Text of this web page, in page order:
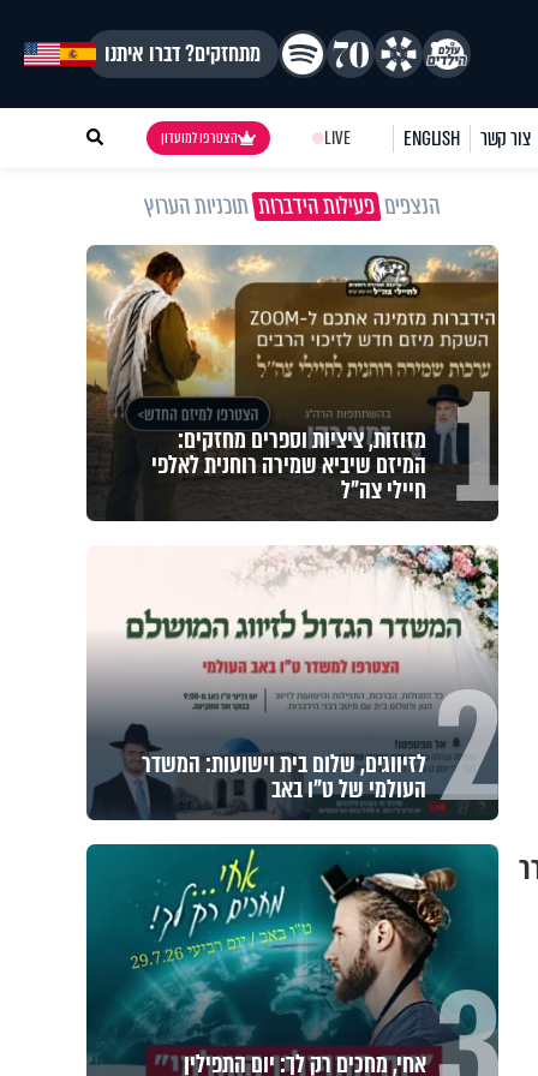
מתחזקים? דברו איתנו
צור קשר ENGLISH
LIVE הצטרפו למועדון
הנצפיםפעילות הידברותתוכניות הערוץ
1 מזוזות, ציציות וספרים מחזקים:
המיזם שיביא שמירה רוחנית לאלפי
חיילי צה"ל
2 לזיווגים, שלום בית וישועות: המשדר
העולמי של ט"ו באב
אחי, מחכים רק לך: יום התפילין